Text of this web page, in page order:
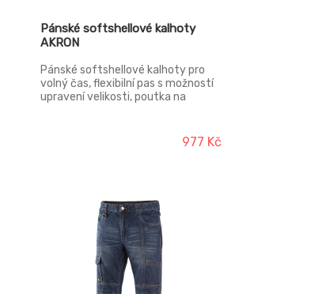
Pánské softshellové kalhoty
AKRON
Pánské softshellové kalhoty pro
volný čas, flexibilní pas s možností
upravení velikosti, poutka na
kolenní části, reflexní doplňky, TPU
membrána. Odolnost materiálu
977 Kč